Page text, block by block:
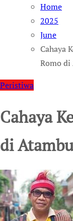
Home
2025
June
Cahaya
Romo di
Peristiwa
Cahaya
di